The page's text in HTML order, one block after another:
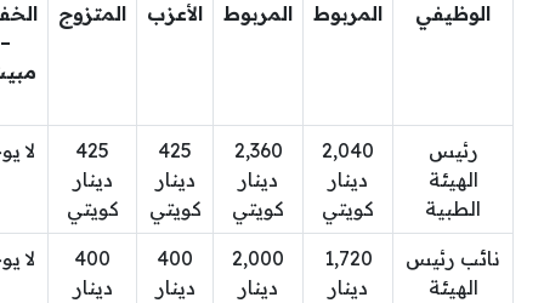
الوظيفي
المربوط
المربوط
الأعزب
المتزوج
–
رئيس
الهيئة
الطبية
2,040
دينار
كويتي
2,360
دينار
كويتي
425
دينار
كويتي
425
دينار
كويتي
لا
نائب رئيس
الهيئة
1,720
دينار
2,000
دينار
400
دينار
400
دينار
لا